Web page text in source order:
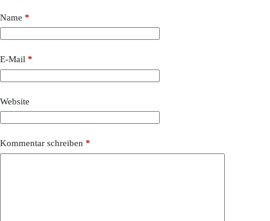
Name *
E-Mail *
Website
Kommentar schreiben *